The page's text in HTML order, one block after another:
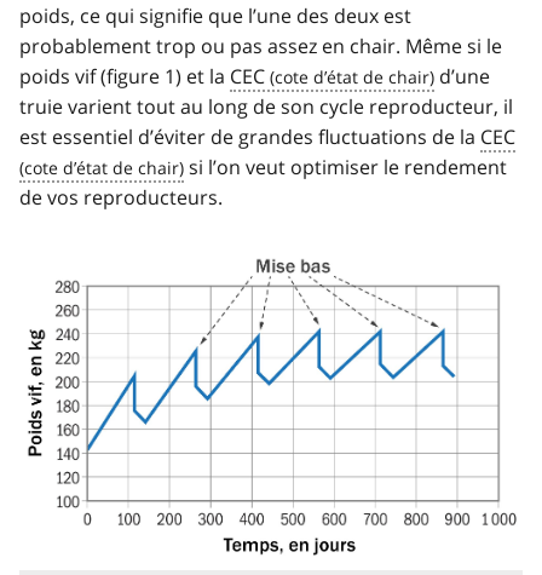
poids, ce qui signifie que l’une des deux est
probablement trop ou pas assez en chair. Même si le
poids vif (figure 1) et la CEC
d’une
truie varient tout au long de son cycle reproducteur, il
est essentiel d’éviter de grandes fluctuations de la CEC
si l’on veut optimiser le rendement
de vos reproducteurs.